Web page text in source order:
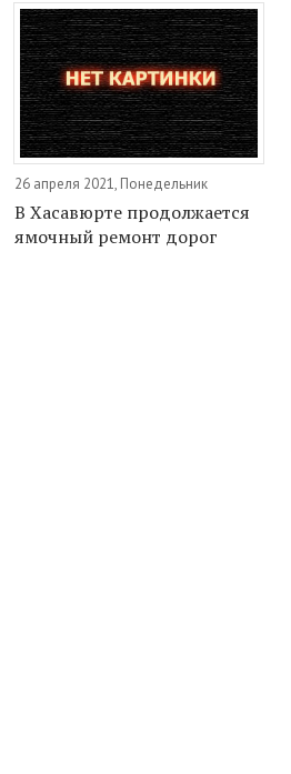
26 апреля 2021, Понедельник
В Хасавюрте продолжается
ямочный ремонт дорог